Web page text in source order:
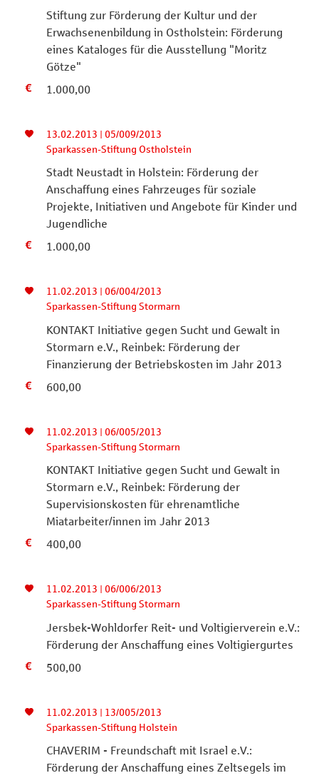
Stiftung zur Förderung der Kultur und der
Erwachsenenbildung in Ostholstein: Förderung
eines Kataloges für die Ausstellung "Moritz
Götze"
1.000,00
13.02.2013 | 05/009/2013
Sparkassen-Stiftung Ostholstein
Stadt Neustadt in Holstein: Förderung der
Anschaffung eines Fahrzeuges für soziale
Projekte, Initiativen und Angebote für Kinder und
Jugendliche
1.000,00
11.02.2013 | 06/004/2013
Sparkassen-Stiftung Stormarn
KONTAKT Initiative gegen Sucht und Gewalt in
Stormarn e.V., Reinbek: Förderung der
Finanzierung der Betriebskosten im Jahr 2013
600,00
11.02.2013 | 06/005/2013
Sparkassen-Stiftung Stormarn
KONTAKT Initiative gegen Sucht und Gewalt in
Stormarn e.V., Reinbek: Förderung der
Supervisionskosten für ehrenamtliche
Miatarbeiter/innen im Jahr 2013
400,00
11.02.2013 | 06/006/2013
Sparkassen-Stiftung Stormarn
Jersbek-Wohldorfer Reit- und Voltigierverein e.V.:
Förderung der Anschaffung eines Voltigiergurtes
500,00
11.02.2013 | 13/005/2013
Sparkassen-Stiftung Holstein
CHAVERIM - Freundschaft mit Israel e.V.:
Förderung der Anschaffung eines Zeltsegels im